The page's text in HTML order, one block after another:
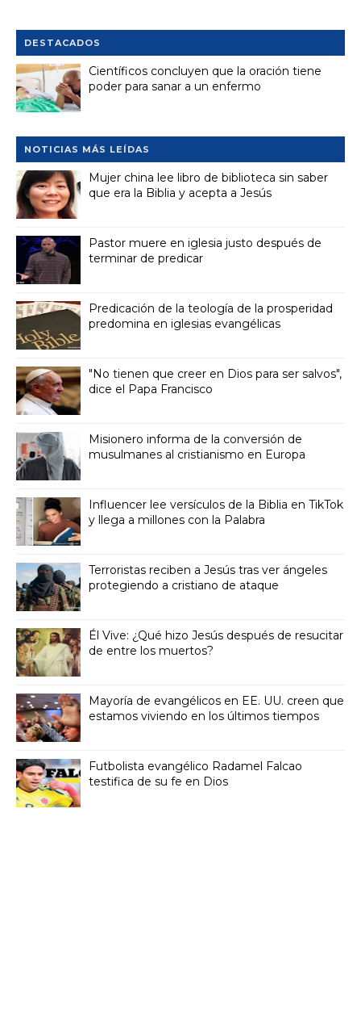
DESTACADOS
Científicos concluyen que la oración tiene
poder para sanar a un enfermo
NOTICIAS MÁS LEÍDAS
Mujer china lee libro de biblioteca sin saber
que era la Biblia y acepta a Jesús
Pastor muere en iglesia justo después de
terminar de predicar
Predicación de la teología de la prosperidad
predomina en iglesias evangélicas
"No tienen que creer en Dios para ser salvos",
dice el Papa Francisco
Misionero informa de la conversión de
musulmanes al cristianismo en Europa
Influencer lee versículos de la Biblia en TikTok
y llega a millones con la Palabra
Terroristas reciben a Jesús tras ver ángeles
protegiendo a cristiano de ataque
Él Vive: ¿Qué hizo Jesús después de resucitar
de entre los muertos?
Mayoría de evangélicos en EE. UU. creen que
estamos viviendo en los últimos tiempos
Futbolista evangélico Radamel Falcao
testifica de su fe en Dios